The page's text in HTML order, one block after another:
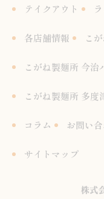
テイクアウト
各店舗情報 こ
こがね製麺所 今治
こがね製麺所 多度
コラム お問い
サイトマップ